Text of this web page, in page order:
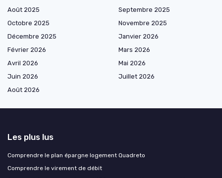
Août 2025
Septembre 2025
Octobre 2025
Novembre 2025
Décembre 2025
Janvier 2026
Février 2026
Mars 2026
Avril 2026
Mai 2026
Juin 2026
Juillet 2026
Août 2026
Les plus lus
Comprendre le plan épargne logement Quadreto
Comprendre le virement de débit